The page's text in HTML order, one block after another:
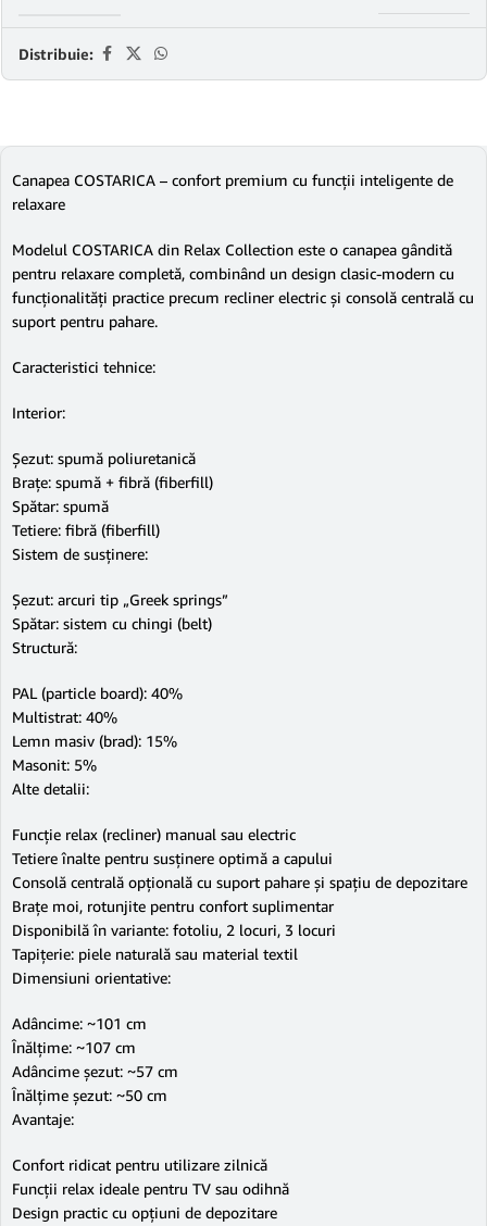
Distribuie:
Canapea COSTARICA – confort premium cu funcții inteligente de
relaxare
Modelul COSTARICA din Relax Collection este o canapea gândită
pentru relaxare completă, combinând un design clasic-modern cu
funcționalități practice precum recliner electric și consolă centrală cu
suport pentru pahare.
Caracteristici tehnice:
Interior:
Șezut: spumă poliuretanică
Brațe: spumă + fibră (fiberfill)
Spătar: spumă
Tetiere: fibră (fiberfill)
Sistem de susținere:
Șezut: arcuri tip „Greek springs”
Spătar: sistem cu chingi (belt)
Structură:
PAL (particle board): 40%
Multistrat: 40%
Lemn masiv (brad): 15%
Masonit: 5%
Alte detalii:
Funcție relax (recliner) manual sau electric
Tetiere înalte pentru susținere optimă a capului
Consolă centrală opțională cu suport pahare și spațiu de depozitare
Brațe moi, rotunjite pentru confort suplimentar
Disponibilă în variante: fotoliu, 2 locuri, 3 locuri
Tapițerie: piele naturală sau material textil
Dimensiuni orientative:
Adâncime: ~101 cm
Înălțime: ~107 cm
Adâncime șezut: ~57 cm
Înălțime șezut: ~50 cm
Avantaje:
Confort ridicat pentru utilizare zilnică
Funcții relax ideale pentru TV sau odihnă
Design practic cu opțiuni de depozitare